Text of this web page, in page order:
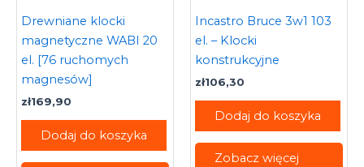
Drewniane klocki
magnetyczne WABI 20
el. [76 ruchomych
magnesów]
zł169,90
Dodaj do koszyka
Incastro Bruce 3w1 103
el. – Klocki
konstrukcyjne
zł106,30
Dodaj do koszyka
Zobacz więcej